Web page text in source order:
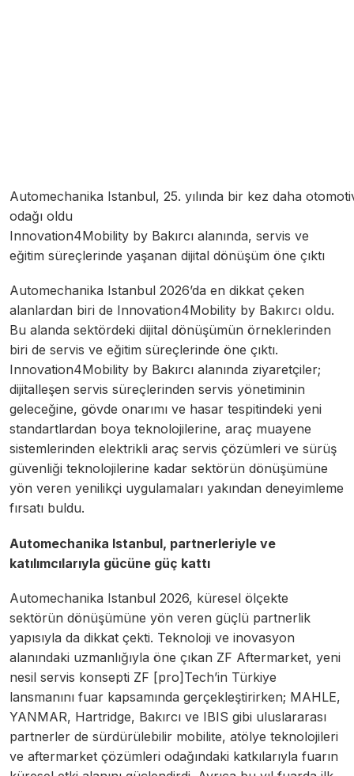
Automechanika Istanbul, 25. yılında bir kez daha
odağı oldu
Innovation4Mobility by Bakırcı alanında, servis ve
eğitim süreçlerinde yaşanan dijital dönüşüm öne çıktı
Automechanika Istanbul 2026’da en dikkat çeken
alanlardan biri de Innovation4Mobility by Bakırcı oldu.
Bu alanda sektördeki dijital dönüşümün örneklerinden
biri de servis ve eğitim süreçlerinde öne çıktı.
Innovation4Mobility by Bakırcı alanında ziyaretçiler;
dijitalleşen servis süreçlerinden servis yönetiminin
geleceğine, gövde onarımı ve hasar tespitindeki yeni
standartlardan boya teknolojilerine, araç muayene
sistemlerinden elektrikli araç servis çözümleri ve sürüş
güvenliği teknolojilerine kadar sektörün dönüşümüne
yön veren yenilikçi uygulamaları yakından deneyimleme
fırsatı buldu.
Automechanika Istanbul, partnerleriyle ve
katılımcılarıyla gücüne güç kattı
Automechanika Istanbul 2026, küresel ölçekte
sektörün dönüşümüne yön veren güçlü partnerlik
yapısıyla da dikkat çekti. Teknoloji ve inovasyon
alanındaki uzmanlığıyla öne çıkan ZF Aftermarket, yeni
nesil servis konsepti ZF [pro]Tech’in Türkiye
lansmanını fuar kapsamında gerçekleştirirken; MAHLE,
YANMAR, Hartridge, Bakırcı ve IBIS gibi uluslararası
partnerler de sürdürülebilir mobilite, atölye teknolojileri
ve aftermarket çözümleri odağındaki katkılarıyla fuarın